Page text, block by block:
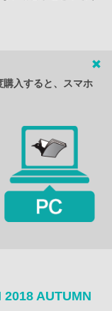
入すると、スマホ
2018 AUTUMN